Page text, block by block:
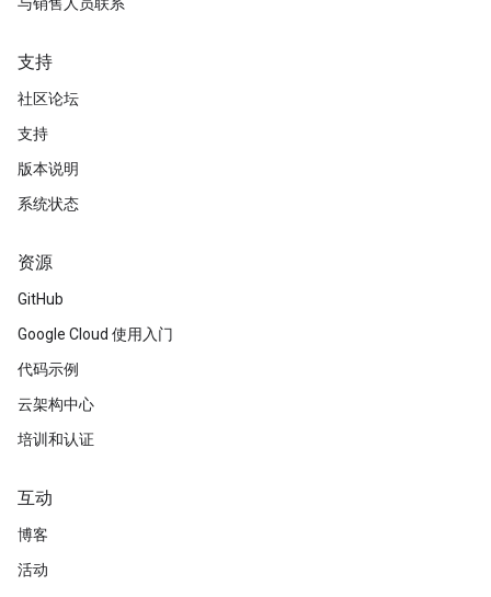
支持
社区论坛
支持
版本说明
系统状态
资源
GitHub
Google Cloud 使用入门
代码示例
云架构中心
培训和认证
互动
博客
活动